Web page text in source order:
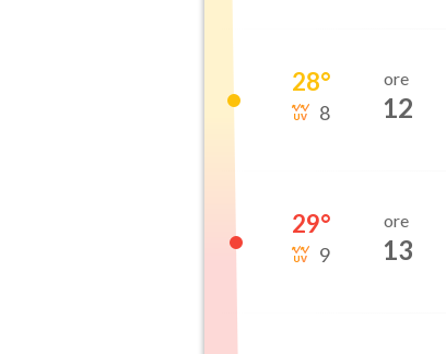
28°
8
ore
12
29°
9
ore
13